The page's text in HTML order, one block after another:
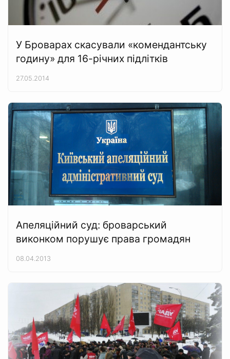
У Броварах скасували «комендантську
годину» для 16-річних підлітків
27.05.2014
Апеляційний суд: броварський
виконком порушує права громадян
08.04.2013